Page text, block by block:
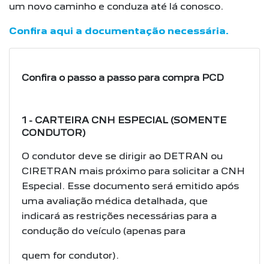
um novo caminho e conduza até lá conosco.
Confira aqui a documentação necessária.
Confira o passo a passo para compra PCD
1 - CARTEIRA CNH ESPECIAL (SOMENTE
CONDUTOR)
O condutor deve se dirigir ao DETRAN ou
CIRETRAN mais próximo para solicitar a CNH
Especial. Esse documento será emitido após
uma avaliação médica detalhada, que
indicará as restrições necessárias para a
condução do veículo (apenas para
quem for condutor).